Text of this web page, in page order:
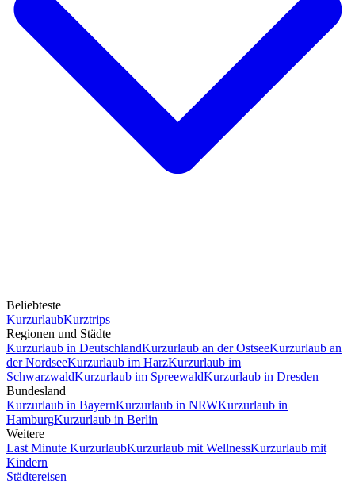
Beliebteste
KurzurlaubKurztrips
Regionen und Städte
Kurzurlaub in DeutschlandKurzurlaub an der OstseeKurzurlaub an
der NordseeKurzurlaub im HarzKurzurlaub im
SchwarzwaldKurzurlaub im SpreewaldKurzurlaub in Dresden
Bundesland
Kurzurlaub in BayernKurzurlaub in NRWKurzurlaub in
HamburgKurzurlaub in Berlin
Weitere
Last Minute KurzurlaubKurzurlaub mit WellnessKurzurlaub mit
Kindern
Städtereisen